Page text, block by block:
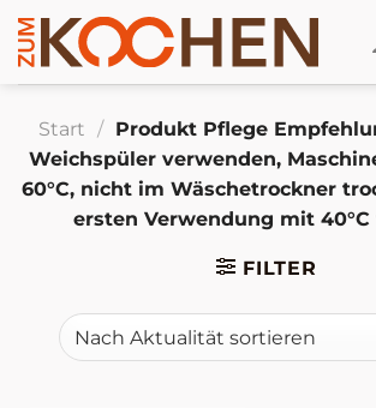
Zum
Inhalt
springen
Start / Produkt Pflege
Weichspüler verwenden,
60°C, nicht im Wäschetrockner
ersten Verwendung mit 40°C
FILTER